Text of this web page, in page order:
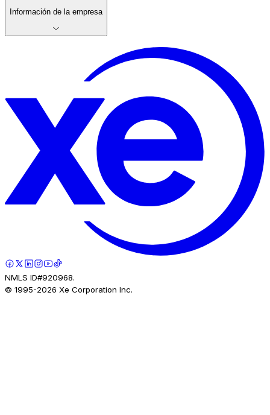
Información de la empresa
NMLS ID#920968.
© 1995-2026 Xe Corporation Inc.